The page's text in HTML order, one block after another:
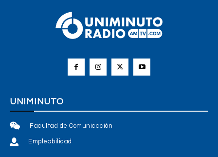
UNIMINUTO
Facultad de Comunicación
Empleabilidad